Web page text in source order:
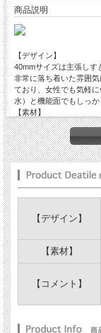
商品説明
【デザイン】
40mmサイズは主張しす
非常に落ち着いた雰囲
ており、女性でも気軽
水）と機能面でもしっか
【素材】
ステンレスを使用した
す。
【コメント】
エレガンスなデザイン
ジネスからプライベー
こなしの時に、より活
商品詳細 ：クオーツム
・直径40mm 厚さ13mm
※モニターにより、若
※お取り寄せ商品のた
【デザイン】
【素材】
【コメント】